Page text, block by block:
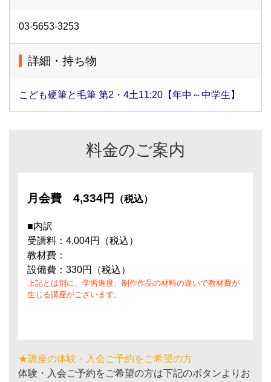
03-5653-3253
詳細・持ち物
こども硬筆と毛筆 第2・4土11:20【年中～中学生】
料金のご案内
月会費 4,334円 （税込）
■内訳
受講料：4,004円（税込）
教材費：
設備費：330円（税込）
上記とは別に、学習進度、制作作品の材料の違いで教材費が
生じる講座がございます。
★講座の体験・入会ご予約をご希望の方
体験・入会ご予約をご希望の方は下記のボタンよりお